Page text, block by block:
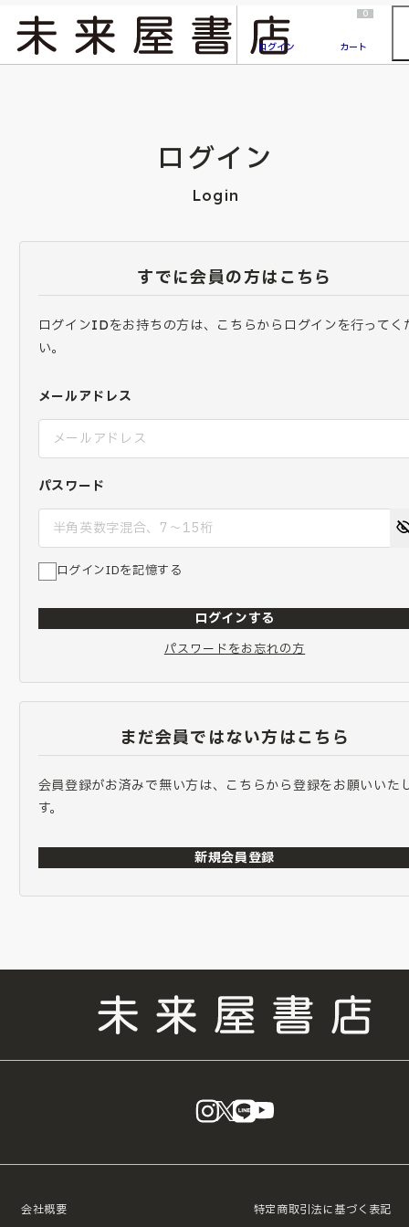
『ONE PIECE magazine 021 ONE PIECEカード付き同梱版』発売延期のご案内
ログイン
0
カート
ログイン
Login
すでに会員の方はこちら
ログインIDをお持ちの方は、こちらからログインを行ってく
い。
メールアドレス
パスワード
ログインIDを記憶する
ログインする
パスワードをお忘れの方
まだ会員ではない方はこちら
会員登録がお済みで無い方は、こちらから登録をお願いいた
す。
新規会員登録
instagram
X LINE
会社概要 特定商取引法に基づく表記